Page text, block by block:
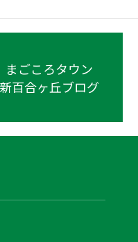
まごころタウン
新百合ヶ丘ブログ